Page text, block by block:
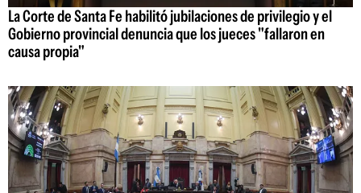
La Corte de Santa Fe habilitó jubilaciones de privilegio y el
Gobierno provincial denuncia que los jueces "fallaron en
causa propia"